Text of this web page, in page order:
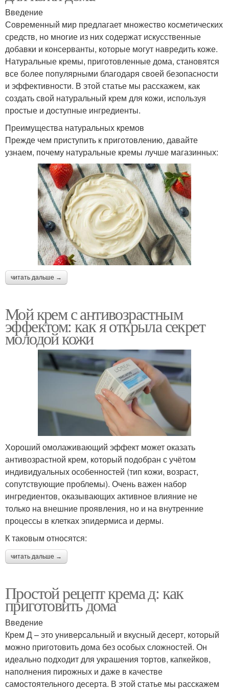
Введение
Современный мир предлагает множество косметических
средств, но многие из них содержат искусственные
добавки и консерванты, которые могут навредить коже.
Натуральные кремы, приготовленные дома, становятся
все более популярными благодаря своей безопасности
и эффективности. В этой статье мы расскажем, как
создать свой натуральный крем для кожи, используя
простые и доступные ингредиенты.
Преимущества натуральных кремов
Прежде чем приступить к приготовлению, давайте
узнаем, почему натуральные кремы лучше магазинных:
читать дальше →
Мой крем с антивозрастным
эффектом: как я открыла секрет
молодой кожи
Хороший омолаживающий эффект может оказать
антивозрастной крем, который подобран с учётом
индивидуальных особенностей (тип кожи, возраст,
сопутствующие проблемы). Очень важен набор
ингредиентов, оказывающих активное влияние не
только на внешние проявления, но и на внутренние
процессы в клетках эпидермиса и дермы.
К таковым относятся:
читать дальше →
Простой рецепт крема д: как
приготовить дома
Введение
Крем Д – это универсальный и вкусный десерт, который
можно приготовить дома без особых сложностей. Он
идеально подходит для украшения тортов, капкейков,
наполнения пирожных и даже в качестве
самостоятельного десерта. В этой статье мы расскажем